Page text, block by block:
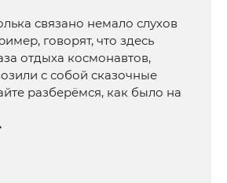
связано немало слухов
говорят, что здесь
отдыха космонавтов,
с собой сказочные
разберёмся, как было на